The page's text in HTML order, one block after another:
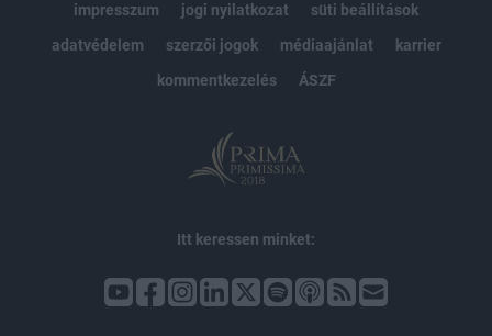
impresszum
jogi nyilatkozat
süti beállítások
adatvédelem
szerzői jogok médiaajánlat
karrier
kommentkezelés
ÁSZF
Itt keressen minket: